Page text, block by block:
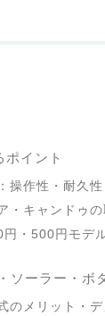
イント
操作性・耐久
・キャンドゥ
・500円モデ
ソーラー・ボ
のメリット・デ